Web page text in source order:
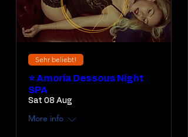
Sehr beliebt!
⭐ Amoria Dessous Night
SPA
Sat 08 Aug
More info